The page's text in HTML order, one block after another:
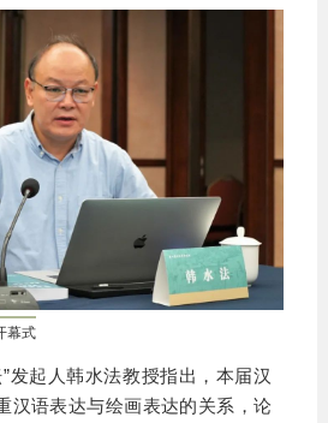
幕式
发起人韩水法教授指出，本届汉
汉语表达与绘画表达的关系，论